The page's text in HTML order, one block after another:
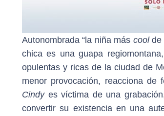
Autonombrada “la niña más coolde
chica es una guapa
opulentas y ricas de la ciudad de
menor provocación, reacciona
Cindyes víctima de una
convertir su existencia en una